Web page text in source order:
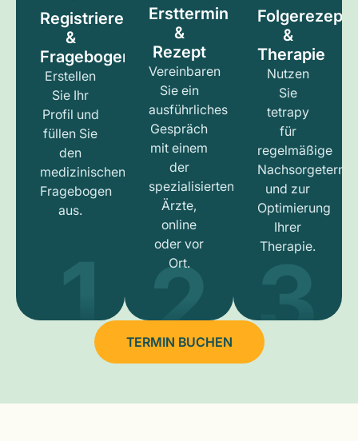
Registrieren
&
Fragebogen
Erstellen
Sie Ihr
Profil und
füllen Sie
den
medizinischen
Fragebogen
aus.
1
Ersttermin
&
Rezept
Vereinbaren
Sie ein
ausführliches
Gespräch
mit einem
der
spezialisierten
Ärzte,
online
oder vor
Ort.
2
Folgerezept
&
Therapie
Nutzen
Sie
tetrapy
für
regelmäßige
und zur
Optimierung
Ihrer
Therapie.
3
TERMIN BUCHEN